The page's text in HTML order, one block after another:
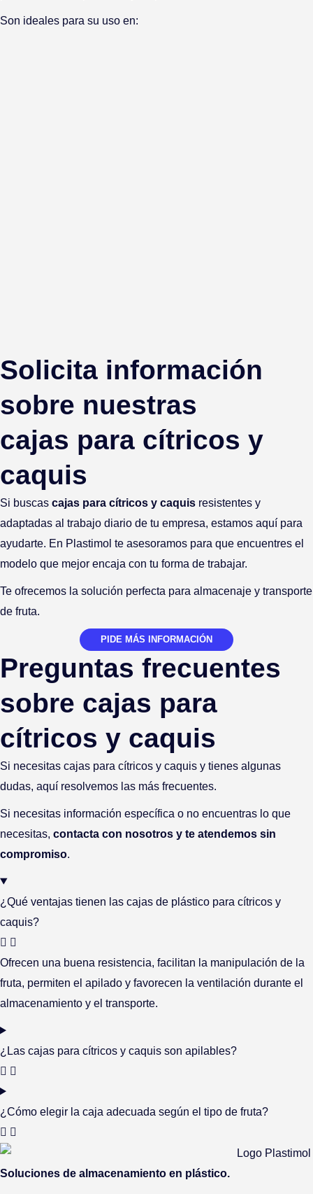
Son ideales para su uso en:
Solicita información
sobre nuestras
cajas para cítricos y
caquis
Si buscas cajas para cítricos y caquis resistentes y
adaptadas al trabajo diario de tu empresa, estamos aquí para
ayudarte. En Plastimol te asesoramos para que encuentres el
modelo que mejor encaja con tu forma de trabajar.
Te ofrecemos la solución perfecta para almacenaje y transporte
de fruta.
PIDE MÁS INFORMACIÓN
Preguntas frecuentes
sobre cajas para
cítricos y caquis
Si necesitas cajas para cítricos y caquis y tienes algunas
dudas, aquí resolvemos las más frecuentes.
Si necesitas información específica o no encuentras lo que
necesitas, contacta con nosotros y te atendemos sin
compromiso.
¿Qué ventajas tienen las cajas de plástico para cítricos y
caquis?
Ofrecen una buena resistencia, facilitan la manipulación de la
fruta, permiten el apilado y favorecen la ventilación durante el
almacenamiento y el transporte.
¿Las cajas para cítricos y caquis son apilables?
¿Cómo elegir la caja adecuada según el tipo de fruta?
Soluciones de almacenamiento en plástico.